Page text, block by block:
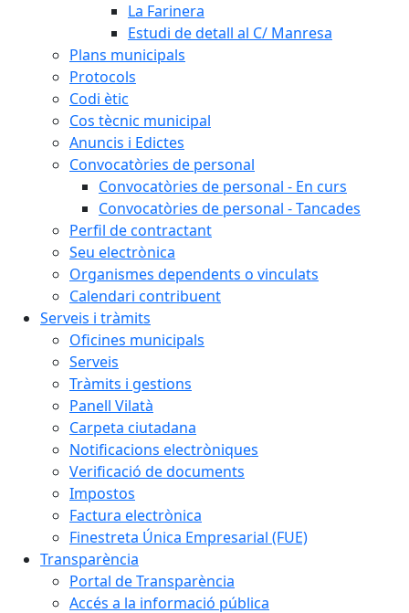
La Farinera
Estudi de detall al C/ Manresa
Plans municipals
Protocols
Codi ètic
Cos tècnic municipal
Anuncis i Edictes
Convocatòries de personal
Convocatòries de personal - En curs
Convocatòries de personal - Tancades
Perfil de contractant
Seu electrònica
Organismes dependents o vinculats
Calendari contribuent
Serveis i tràmits
Oficines municipals
Serveis
Tràmits i gestions
Panell Vilatà
Carpeta ciutadana
Notificacions electròniques
Verificació de documents
Impostos
Factura electrònica
Finestreta Única Empresarial (FUE)
Transparència
Portal de Transparència
Accés a la informació pública